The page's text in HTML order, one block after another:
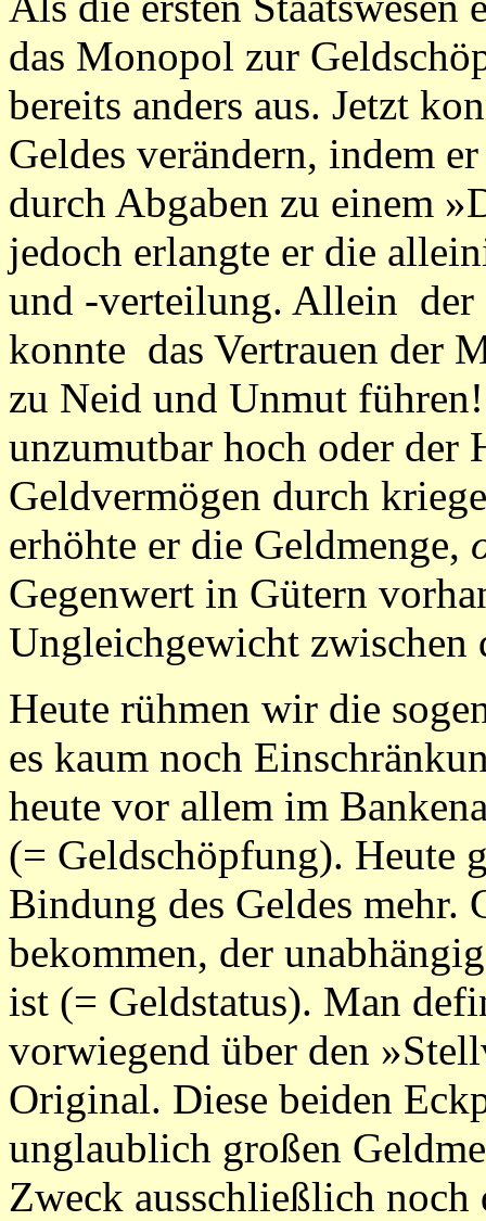
das Monopol zur
bereits anders aus. Jetzt
Geldes verändern, indem
durch Abgaben zu einem
jedoch erlangte er die
und -verteilung. Allein der
konnte das Vertrauen der
zu Neid und Unmut
unzumutbar hoch oder der
Geldvermögen durch
erhöhte er die Geldmenge,
Gegenwert in Gütern
Ungleichgewicht zwischen
Heute rühmen wir die
es kaum noch
heute vor allem im
(= Geldschöpfung). Heute
Bindung des Geldes
bekommen, der
ist (= Geldstatus). Man
vorwiegend über den
Original. Diese beiden
unglaublich großen
Zweck ausschließlich noch